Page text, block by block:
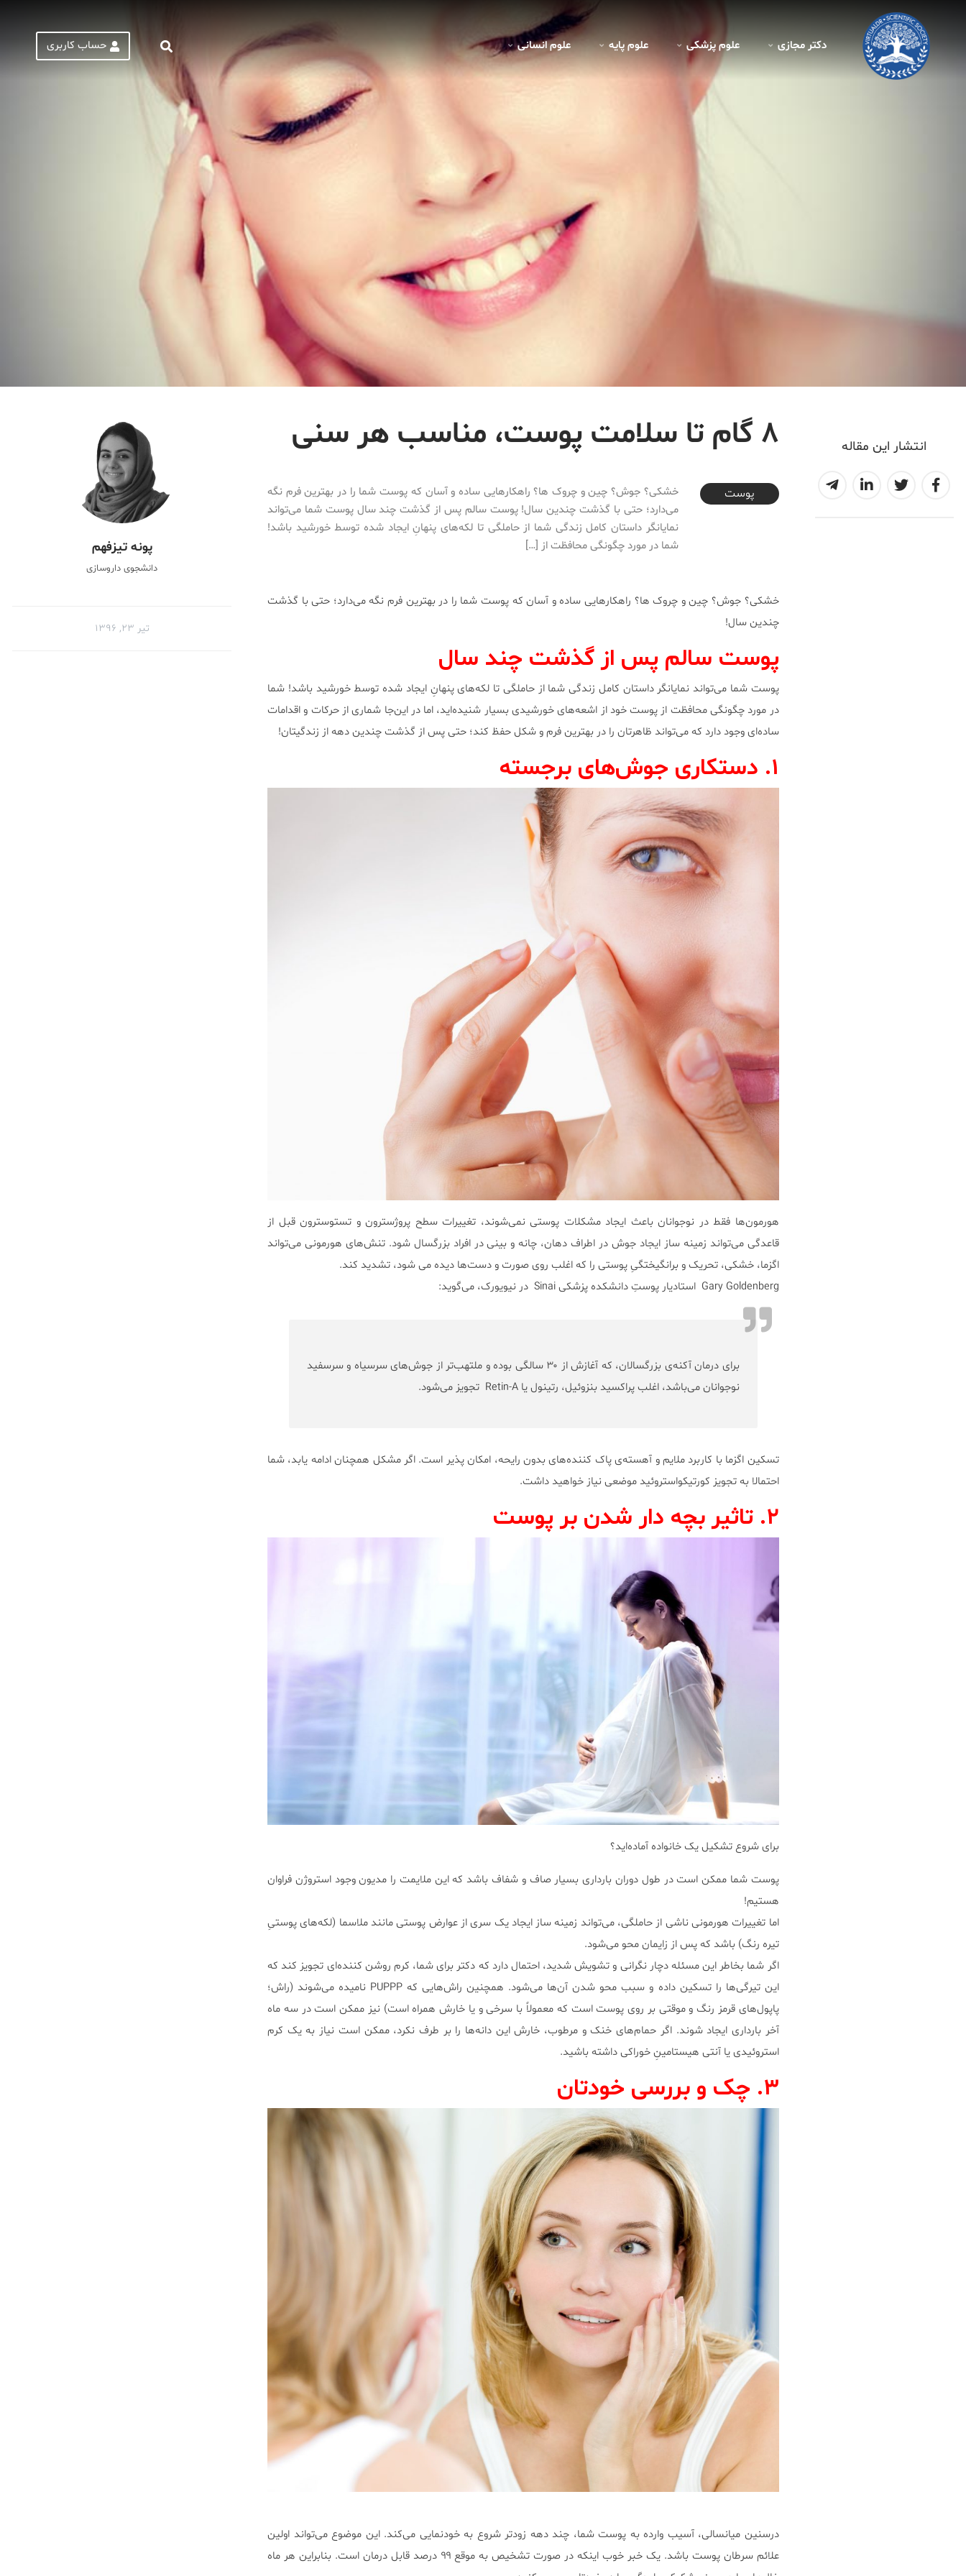
دکتر مجازی علوم پزشکی علوم پايه علوم انسانی حساب کاربری
انتشار این مقاله ۸ گام تا سلامت پوست، مناسب هر سنی
2017-07-14T11:02:33+04:30
پوست
خشکی؟ جوش؟ چین و چروک ها؟ راهکار‌هایی ساده و آسان که پوست شما را در بهترین فرم نگه
می‌دارد؛ حتی با گذشت چندین سال! پوست سالم پس از گذشت چند سال پوست شما می‌تواند
نمایانگر داستان کامل زندگی شما از حاملگی تا لکه‌های پنهانِ ایجاد شده توسط خورشید باشد!
شما در مورد چگونگی محافظت از […]
خشکی؟ جوش؟ چین و چروک ها؟ راهکار‌هایی ساده و آسان که پوست شما را در بهترین فرم نگه می‌دارد؛ حتی با گذشت
چندین سال!
پوست سالم پس از گذشت چند سال
پوست شما می‌تواند نمایانگر داستان کامل زندگی شما از حاملگی تا لکه‌های پنهانِ ایجاد شده توسط خورشید باشد! شما
در مورد چگونگی محافظت از پوست خود از اشعه‌های خورشیدی بسیار شنیده‌اید، اما در این‌جا شماری از حرکات و اقدامات
ساده‌ای وجود دارد که می‌تواند ظاهرتان را در بهترین فرم و شکل حفظ کند؛ حتی پس از گذشت چندین دهه از زندگیتان!
۱. دستکاری جوش‌های برجسته
هورمون‌ها فقط در نوجوانان باعث ایجاد مشکلات پوستی نمی‌شوند، تغییرات سطح پروژسترون و تستوسترون قبل از
قاعدگی می‌تواند زمینه ساز ایجاد جوش در اطراف دهان، چانه و بینی در افراد بزرگسال شود. تنش‌های هورمونی می‌تواند
اگزما، خشکی، تحریک و برانگیختگیِ پوستی را که اغلب روی صورت و دست‌ها دیده می شود، تشدید کند.
Gary Goldenberg استادیار پوستِ دانشکده پزشکی Sinai در نیویورک، می‌گوید:
برای درمان آکنه‌ی بزرگسالان، که آغازش از ۳۰ سالگی بوده و ملتهب‌تر از جوش‌های سر‌سیاه و سر‌سفید
نوجوانان می‌باشد، اغلب پراکسید بنزوئیل، رتینول یا Retin-A تجویز می‌شود.
تسکین اگزما با کاربرد ملایم و آهسته‌ی پاک‌ کننده‌های بدون رایحه، امکان پذیر است. اگر مشکل همچنان ادامه یابد، شما
احتمالا به تجویز کورتیکواستروئید موضعی نیاز خواهید داشت.
۲. تاثیر بچه دار شدن بر پوست
برای شروع تشکیل یک خانواده آماده‌اید؟
پوست شما ممکن است در طول دوران بارداری بسیار صاف و شفاف باشد که این ملایمت را مدیون وجود استروژن فراوان
هستیم!
اما تغییرات هورمونی ناشی از حاملگی، می‌تواند زمینه ساز ایجاد یک سری از عوارض پوستی مانند ملاسما (لکه‌های پوستیِ
تیره رنگ) باشد که پس از زایمان محو می‌شود.
اگر شما بخاطر این مسئله دچار نگرانی و تشویش شدید، احتمال دارد که دکتر برای شما، کرم روشن کننده‌ای تجویز کند که
این تیرگی‌ها را تسکین داده و سبب محو شدن آن‌ها می‌شود. همچنین راش‌هایی که PUPPP نامیده می‌شوند (راش؛
پاپول‌های قرمز رنگ و موقتی بر روی پوست است که معمولاً با سرخی و یا خارش همراه است) نیز ممکن است در سه ماه
آخر بارداری ایجاد شوند. اگر حمام‌های خنک و مرطوب، خارش این دانه‌ها را بر طرف نکرد، ممکن است نیاز به یک کرم
استروئیدی یا آنتی هیستامینِ خوراکی داشته باشید.
۳. چک و بررسی خودتان
درسنین میانسالی، آسیب وارده به پوست شما، چند دهه زودتر شروع به خودنمایی می‌کند. این موضوع می‌تواند اولین
علائم سرطان پوست باشد. یک خبر خوب اینکه در صورت تشخیص به موقع ۹۹ درصد قابل درمان است. بنابراین هر ماه
پونه تیزفهم
دانشجوی داروسازی
تیر ۲۳, ۱۳۹۶